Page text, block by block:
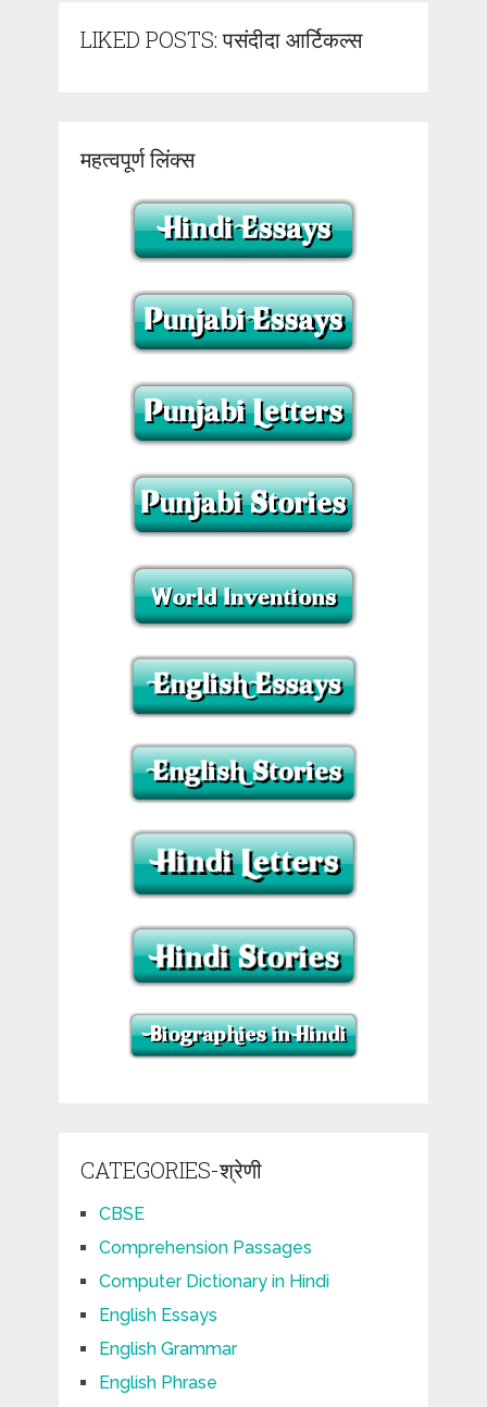
LIKED POSTS: पसंदीदा आर्टिकल्स
महत्वपूर्ण लिंक्स
CATEGORIES-श्रेणी
CBSE
Comprehension Passages
Computer Dictionary in Hindi
English Essays
English Grammar
English Phrase